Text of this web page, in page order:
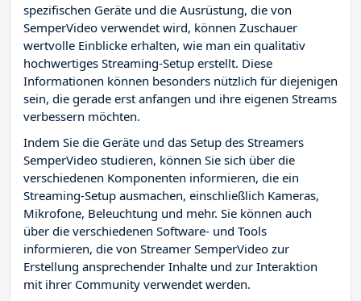
spezifischen Geräte und die Ausrüstung, die von
SemperVideo verwendet wird, können Zuschauer
wertvolle Einblicke erhalten, wie man ein qualitativ
hochwertiges Streaming-Setup erstellt. Diese
Informationen können besonders nützlich für diejenigen
sein, die gerade erst anfangen und ihre eigenen Streams
verbessern möchten.
Indem Sie die Geräte und das Setup des Streamers
SemperVideo studieren, können Sie sich über die
verschiedenen Komponenten informieren, die ein
Streaming-Setup ausmachen, einschließlich Kameras,
Mikrofone, Beleuchtung und mehr. Sie können auch
über die verschiedenen Software- und Tools
informieren, die von Streamer SemperVideo zur
Erstellung ansprechender Inhalte und zur Interaktion
mit ihrer Community verwendet werden.